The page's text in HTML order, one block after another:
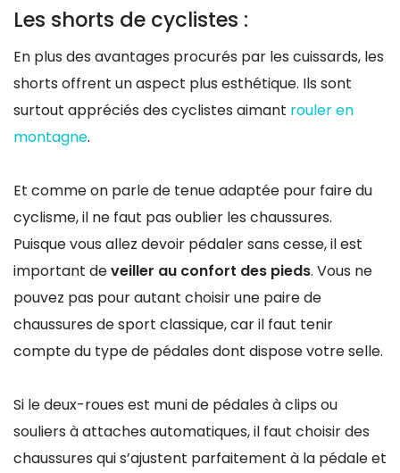
Les shorts de cyclistes :
En plus des avantages procurés par les cuissards, les
shorts offrent un aspect plus esthétique. Ils sont
surtout appréciés des cyclistes aimant rouler en
montagne.
Et comme on parle de tenue adaptée pour faire du
cyclisme, il ne faut pas oublier les chaussures.
Puisque vous allez devoir pédaler sans cesse, il est
important deveiller au confort des pieds. Vous ne
pouvez pas pour autant choisir une paire de
chaussures de sport classique, car il faut tenir
compte du type de pédales dont dispose votre selle.
Si le deux-roues est muni de pédales à clips ou
souliers à attaches automatiques, il faut choisir des
chaussures qui s’ajustent parfaitement à la pédale et